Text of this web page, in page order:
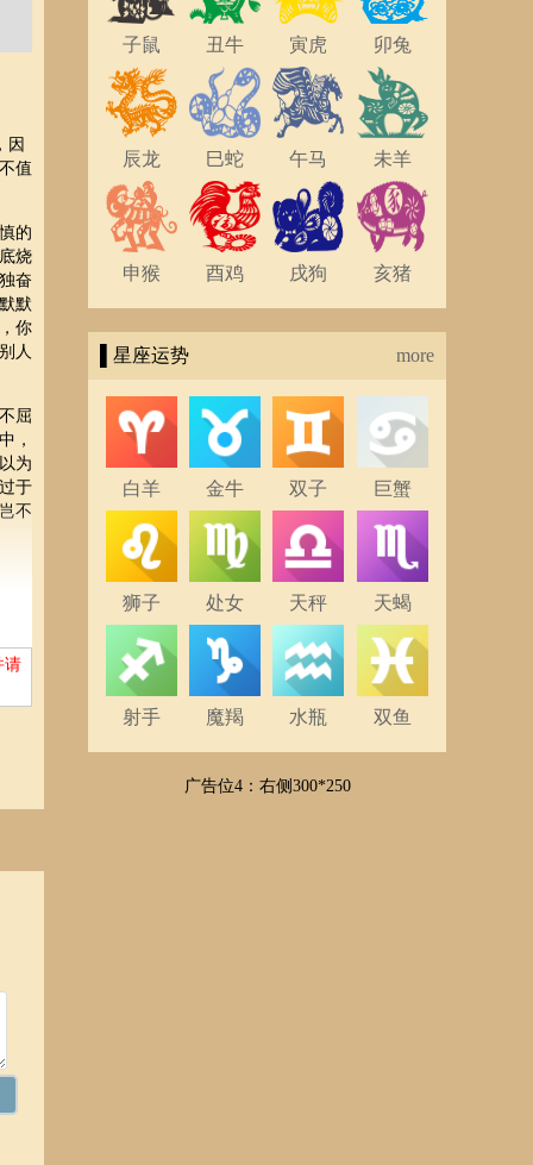
因
值
的
烧
奋
默
你
人
屈
，
为
于
不
丝
的
敢
神
你
，
请
子鼠 丑牛 寅虎 卯兔
辰龙 巳蛇 午马 未羊
申猴 酉鸡 戌狗 亥猪
▌星座运势 more
白羊 金牛 双子 巨蟹
狮子 处女 天秤 天蝎
射手 魔羯 水瓶 双鱼
广告位4：右侧300*250